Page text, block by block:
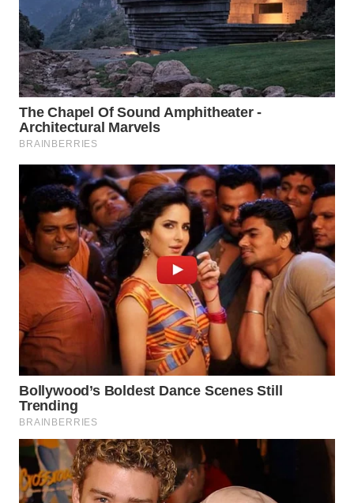
LABUANBAJO
WN
BORNEO
Wahana
Media
Group
WAHANA
NEWS
WAHANA
TANI
WAHANA
ADVOKAT
WAHANA
INFRASTRUKTUR
WAHANA
KONSUMEN
WAHANA
LISTRIK